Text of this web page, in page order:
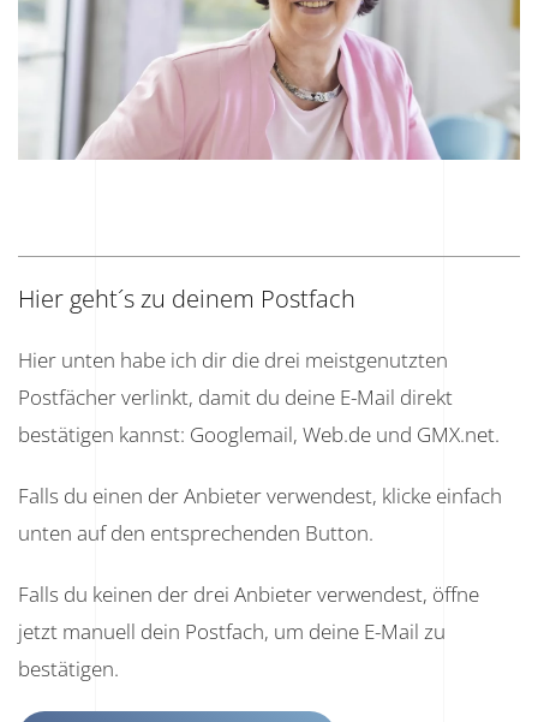
Hier geht´s zu deinem Postfach
Hier unten habe ich dir die drei meistgenutzten
Postfächer verlinkt, damit du deine E-Mail direkt
bestätigen kannst: Googlemail, Web.de und GMX.net.
Falls du einen der Anbieter verwendest, klicke einfach
unten auf den entsprechenden Button.
Falls du keinen der drei Anbieter verwendest, öffne
jetzt manuell dein Postfach, um deine E-Mail zu
bestätigen.